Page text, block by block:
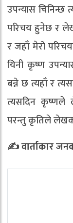
उपन्यास
परिचय हुनेछ र
र जहाँ मेरो
यिनी कृष्ण
बन्ने छ त्यहाँ र
त्यसदिन कृष्णले
परन्तु कृतिले
✍️ वार्ताकार